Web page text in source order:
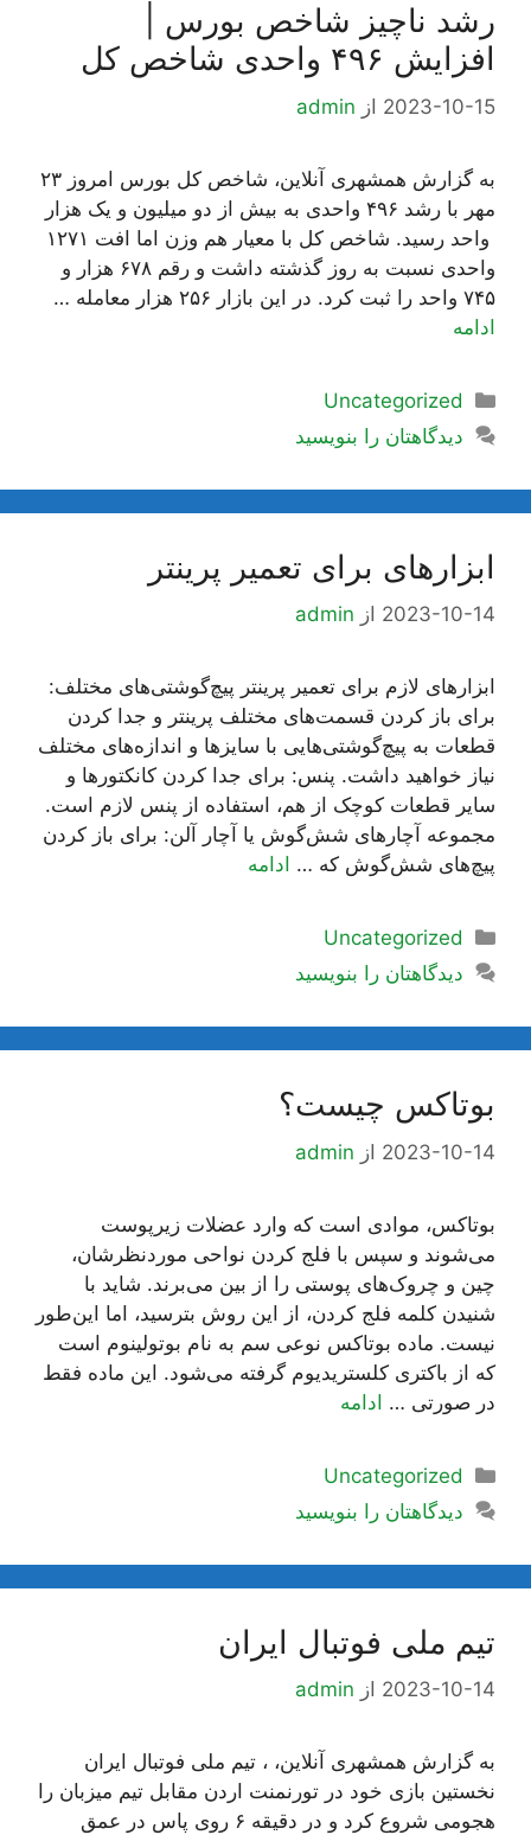
رشد ناچیز شاخص بورس |
افزایش ۴۹۶ واحدی شاخص کل
2023-10-15 از admin
به گزارش همشهری آنلاین، شاخص کل بورس امروز ۲۳
مهر با رشد ۴۹۶ واحدی به بیش از دو میلیون و یک هزار
واحد رسید. شاخص کل با معیار هم وزن اما افت ۱۲۷۱
واحدی نسبت به روز گذشته داشت و رقم ۶۷۸ هزار و
۷۴۵ واحد را ثبت کرد. در این بازار ۲۵۶ هزار معامله …
ادامه
دسته‌ها
Uncategorized
دیدگاهتان را بنویسید
ابزارهای برای تعمیر پرینتر
2023-10-14 از admin
ابزارهای لازم برای تعمیر پرینتر پیچ‌گوشتی‌های مختلف:
برای باز کردن قسمت‌های مختلف پرینتر و جدا کردن
قطعات به پیچ‌گوشتی‌هایی با سایزها و اندازه‌های مختلف
نیاز خواهید داشت. پنس: برای جدا کردن کانکتورها و
سایر قطعات کوچک از هم، استفاده از پنس لازم است.
مجموعه آچارهای شش‌گوش یا آچار آلن: برای باز کردن
پیچ‌های شش‌گوش که … ادامه
دسته‌ها
Uncategorized
دیدگاهتان را بنویسید
بوتاکس چیست؟
2023-10-14 از admin
بوتاکس، موادی است که وارد عضلات زیرپوست
می‌شوند و سپس با فلج کردن نواحی موردنظرشان،
چین و چروک‌های پوستی را از بین می‌برند. شاید با
شنیدن کلمه فلج کردن، از این روش بترسید، اما این‌طور
نیست. ماده بوتاکس نوعی سم به نام بوتولینوم است
که از باکتری کلستریدیوم گرفته می‌شود. این ماده فقط
در صورتی … ادامه
دسته‌ها
Uncategorized
دیدگاهتان را بنویسید
تیم ملی فوتبال ایران
2023-10-14 از admin
به گزارش همشهری آنلاین، ، تیم ملی فوتبال ایران
نخستین بازی خود در تورنمنت اردن مقابل تیم میزبان را
هجومی شروع کرد و در دقیقه ۶ روی پاس در عمق